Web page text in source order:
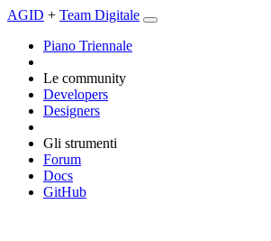
AGID + Team Digitale
Piano Triennale
Le community
Developers
Designers
Gli strumenti
Forum
Docs
GitHub